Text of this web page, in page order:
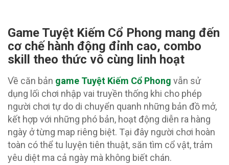
Game Tuyệt Kiếm Cổ Phong mang đến
cơ chế hành động đỉnh cao, combo
skill theo thức vô cùng linh hoạt
Về căn bản game Tuyệt Kiếm Cổ Phong vẫn sử
dụng lối chơi nhập vai truyền thống khi cho phép
người chơi tự do di chuyển quanh những bản đồ mở,
kết hợp với những phó bản, hoạt động diễn ra hàng
ngày ở từng map riêng biệt. Tại đây người chơi hoàn
toàn có thể tu luyện tiên thuật, săn tìm cổ vật, trảm
yêu diệt ma cả ngày mà không biết chán.